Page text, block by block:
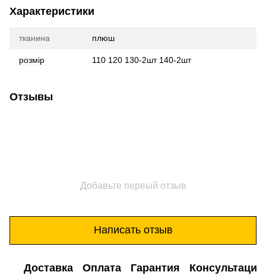
Характеристики
тканина плюш
розмір 110 120 130-2шт 140-2шт
Отзывы
Добавьте первый отзыв
Написать отзыв
Доставка Оплата Гарантия Консультация